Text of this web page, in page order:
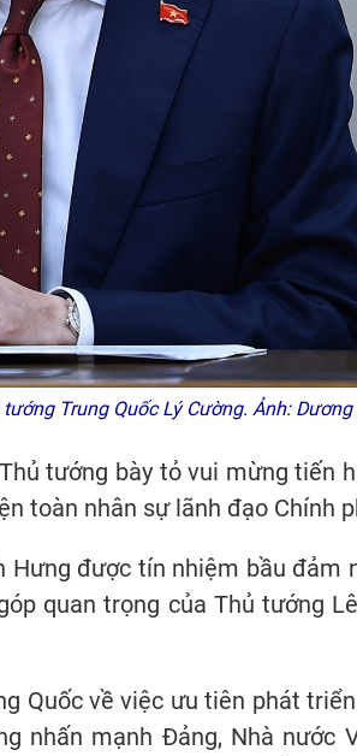
Trung Quốc Lý Cường. Ảnh:
tướng bày tỏ vui mừng tiến
toàn nhân sự lãnh đạo Chính
được tín nhiệm bầu đảm
quan trọng của Thủ tướng
Quốc về việc ưu tiên phát
nhấn mạnh Đảng, Nhà nước